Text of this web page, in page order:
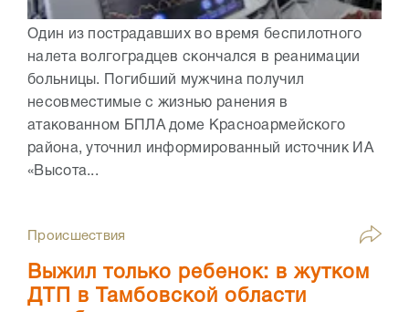
Один из пострадавших во время беспилотного
налета волгоградцев скончался в реанимации
больницы. Погибший мужчина получил
несовместимые с жизнью ранения в
атакованном БПЛА доме Красноармейского
района, уточнил информированный источник ИА
«Высота...
Происшествия
Выжил только ребенок: в жутком
ДТП в Тамбовской области